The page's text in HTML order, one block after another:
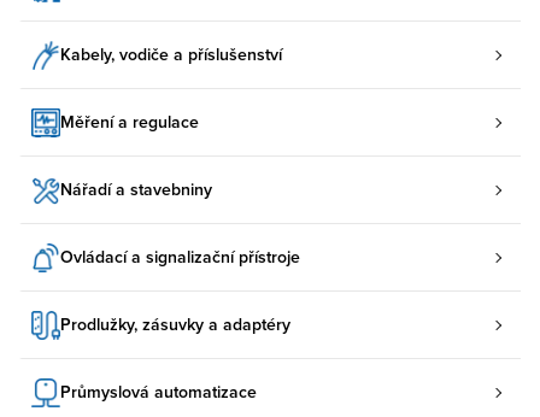
Kabely, vodiče a příslušenství
Měření a regulace
Nářadí a stavebniny
Ovládací a signalizační přístroje
Prodlužky, zásuvky a adaptéry
Průmyslová automatizace